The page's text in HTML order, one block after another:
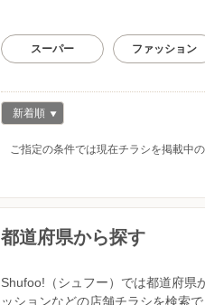
スーパー ファッション
新着順
ご指定の条件では現在チラシを掲載中
都道府県から探す
Shufoo!（シュフー）では都道府県
ッションなどの店舗チラシを検索で